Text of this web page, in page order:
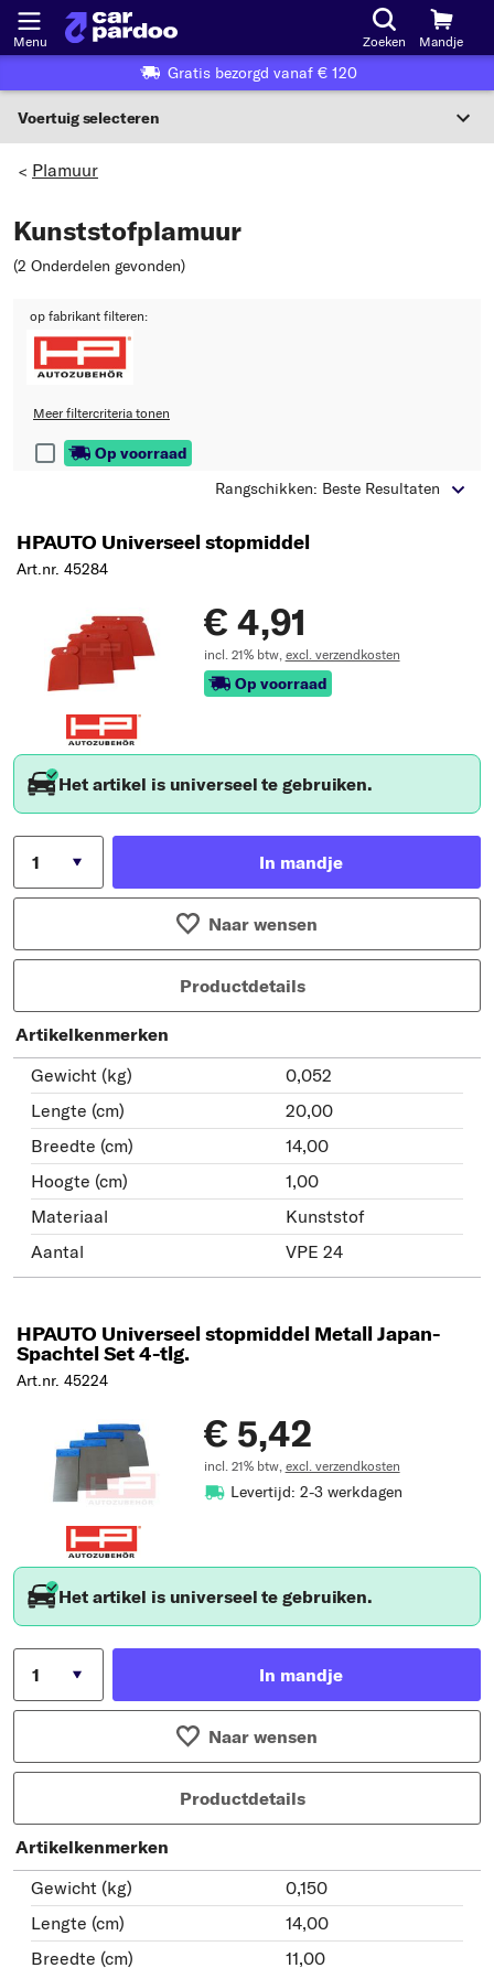
Menu Zoeken Mandje
Gratis bezorgd vanaf € 120
Voertuig selecteren
Of selecteer voertuig volgens criteria:
Selecteer fabrikant
Selecteer model
> Plamuur
Kunststofplamuur
(2 Onderdelen gevonden)
op fabrikant filteren:
Meer filtercriteria tonen
Op voorraad
Rangschikken: Beste Resultaten
HPAUTO Universeel stopmiddel
Art.nr. 45284
€ 4,91
incl. 21% btw, excl. verzendkosten
Op voorraad
Het artikel is universeel te gebruiken.
In mandje
Naar wensen
Productdetails
Artikelkenmerken
Gewicht (kg)
0,052
Lengte (cm)
20,00
Breedte (cm)
14,00
Hoogte (cm)
1,00
Materiaal
Kunststof
Aantal
VPE 24
HPAUTO Universeel stopmiddel Metall Japan-
Spachtel Set 4-tlg.
Art.nr. 45224
€ 5,42
incl. 21% btw, excl. verzendkosten
Levertijd: 2-3 werkdagen
Het artikel is universeel te gebruiken.
In mandje
Naar wensen
Productdetails
Artikelkenmerken
Gewicht (kg)
0,150
Lengte (cm)
14,00
Breedte (cm)
11,00